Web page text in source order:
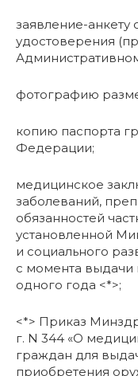
заявление-
удостоверения
фотографию
копию паспорта
Федерации;
медицинское
заболеваний,
обязанностей
установленной
и социального
с момента
одного года <*>;
<*> Приказ
г. N 344 «О
граждан для
приобретения